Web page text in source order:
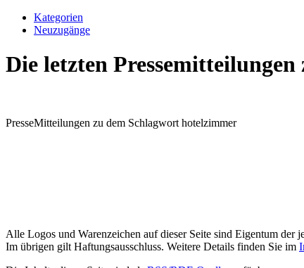
Kategorien
Neuzugänge
Die letzten
PresseMitteilungen zu dem Schlagwort hotelzimmer
Alle Logos und Warenzeichen auf dieser Seite sind Eigentum der
Im übrigen gilt Haftungsausschluss. Weitere Details finden Sie im